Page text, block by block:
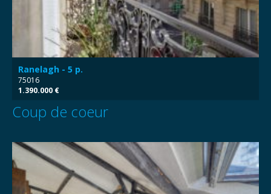
Ranelagh - 5 p.
75016
1.390.000 €
Coup de coeur